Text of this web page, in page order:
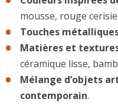
mousse, rouge
Touches
Matières et
céramique lisse,
Mélange d’objets
contemporain.